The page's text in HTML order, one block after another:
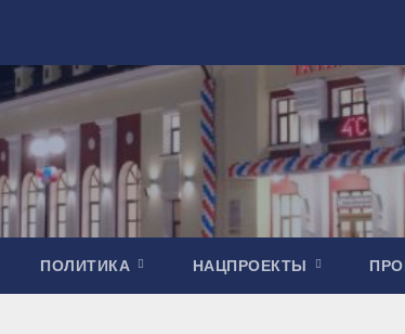
ПОЛИТИКА НАЦПРОЕКТЫ